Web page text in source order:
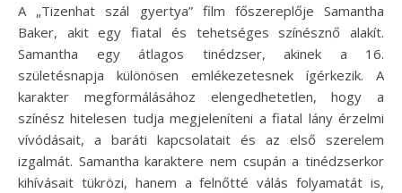
A „Tizenhat szál gyertya” film főszereplője Samantha
Baker, akit egy fiatal és tehetséges színésznő alakít.
Samantha egy átlagos tinédzser, akinek a 16.
születésnapja különösen emlékezetesnek ígérkezik. A
karakter megformálásához elengedhetetlen, hogy a
színész hitelesen tudja megjeleníteni a fiatal lány érzelmi
vívódásait, a baráti kapcsolatait és az első szerelem
izgalmát. Samantha karaktere nem csupán a tinédzserkor
kihívásait tükrözi, hanem a felnőtté válás folyamatát is,